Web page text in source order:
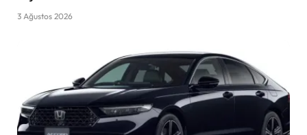
3 Ağustos 2026